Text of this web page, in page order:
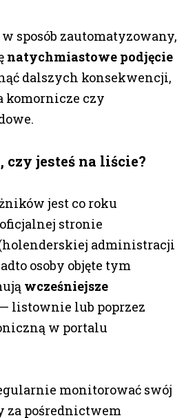
w sposób zautomatyzowany,
natychmiastowe podjęcie
dalszych konsekwencji,
komornicze czy
jesteś na liście?
jest co roku
stronie
administracji
osoby objęte tym
wcześniejsze
— listownie lub poprzez
w portalu
monitorować swój
za pośrednictwem